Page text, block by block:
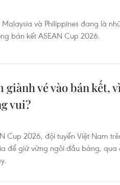
và Philippines đang là
bán kết ASEAN Cup 2026.
giành vé vào bán kết,
vui?
Cup 2026, đội tuyển Việt Nam
để giữ vững ngôi đầu bảng, qua